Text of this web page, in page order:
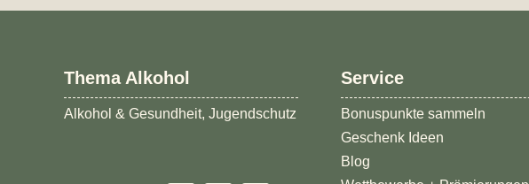
Thema Alkohol
Alkohol & Gesundheit, Jugendschutz
Service
Bonuspunkte sammeln
Geschenk Ideen
Blog